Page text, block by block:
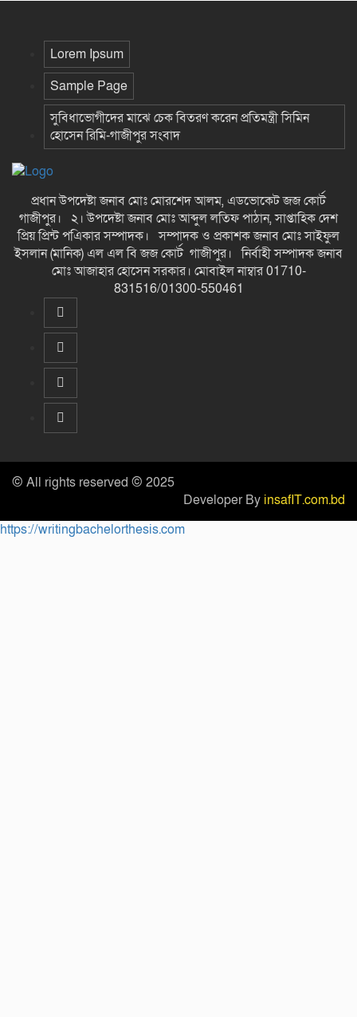
Lorem Ipsum
Sample Page
সুবিধাভোগীদের মাঝে চেক বিতরণ করেন প্রতিমন্ত্রী সিমিন
হোসেন রিমি-গাজীপুর সংবাদ
প্রধান উপদেষ্টা জনাব মোঃ মোরশেদ আলম, এডভোকেট জজ কোর্ট
গাজীপুর। ২। উপদেষ্টা জনাব মোঃ আব্দুল লতিফ পাঠান, সাপ্তাহিক দেশ
প্রিয় প্রিন্ট পএিকার সম্পাদক। সম্পাদক ও প্রকাশক জনাব মোঃ সাইফুল
ইসলান (মানিক) এল এল বি জজ কোর্ট গাজীপুর। নির্বাহী সম্পাদক জনাব
মোঃ আজাহার হোসেন সরকার। মোবাইল নাম্বার 01710-
831516/01300-550461
© All rights reserved © 2025
Developer By insafIT.com.bd
https://writingbachelorthesis.com